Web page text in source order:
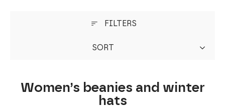
FILTERS
SORT
Women’s beanies and winter
hats